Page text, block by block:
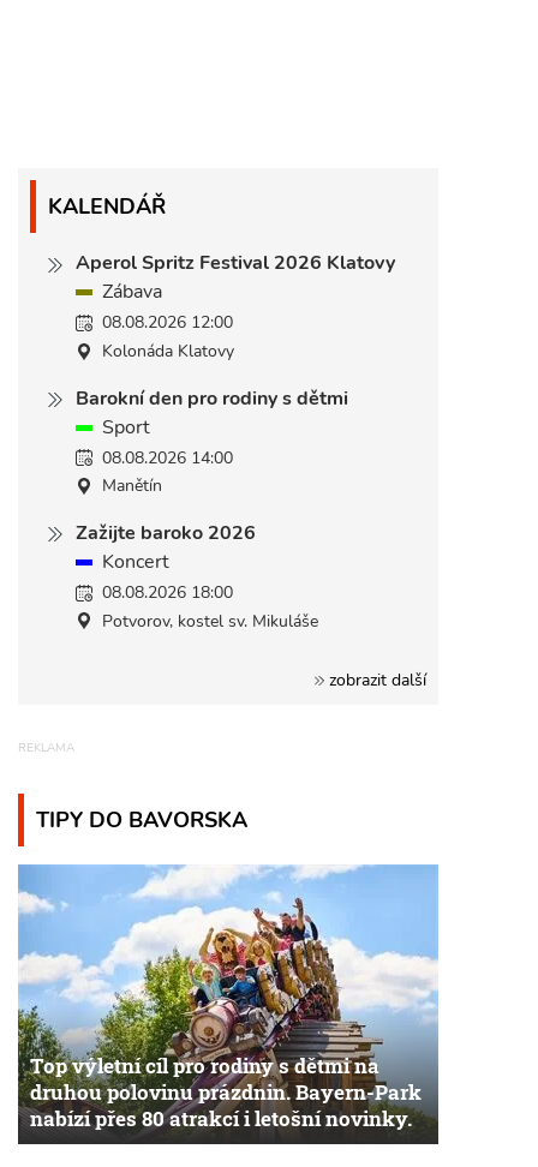
KALENDÁŘ
Aperol Spritz Festival 2026 Klatovy
Zábava
08.08.2026 12:00
Kolonáda Klatovy
Barokní den pro rodiny s dětmi
Sport
08.08.2026 14:00
Manětín
Zažijte baroko 2026
Koncert
08.08.2026 18:00
Potvorov, kostel sv. Mikuláše
zobrazit další
TIPY DO BAVORSKA
Top výletní cíl pro rodiny s dětmi na
druhou polovinu prázdnin. Bayern-Park
nabízí přes 80 atrakcí i letošní novinky.